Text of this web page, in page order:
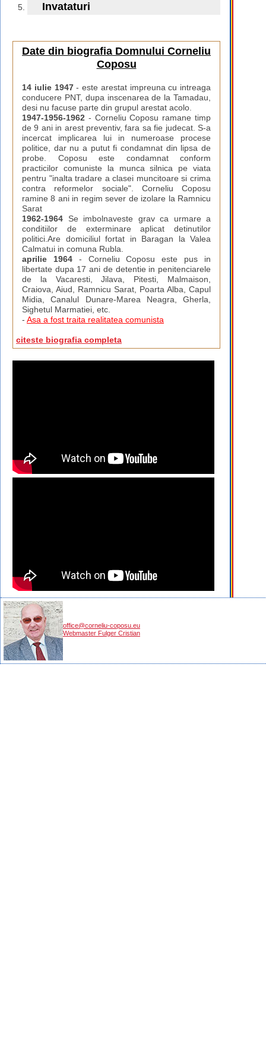
Invataturi
Date din biografia Domnului Corneliu
Coposu
14 iulie 1947- este arestat impreuna cu intreaga
conducere PNT, dupa inscenarea de la Tamadau,
desi nu facuse parte din grupul arestat acolo.
1947-1956-1962 - Corneliu Coposu ramane timp
de 9 ani in arest preventiv, fara sa fie judecat. S-a
incercat implicarea lui in numeroase procese
politice, dar nu a putut fi condamnat din lipsa de
probe. Coposu este condamnat conform
practicilor comuniste la munca silnica pe viata
pentru "inalta tradare a clasei muncitoare si crima
contra reformelor sociale". Corneliu Coposu
ramine 8 ani in regim sever de izolare la Ramnicu
Sarat
1962-1964 Se imbolnaveste grav ca urmare a
conditiilor de exterminare aplicat detinutilor
politici.Are domiciliul fortat in Baragan la Valea
Calmatui in comuna Rubla.
aprilie 1964- Corneliu Coposu este pus in
libertate dupa 17 ani de detentie in penitenciarele
de la Vacaresti, Jilava, Pitesti, Malmaison,
Craiova, Aiud, Ramnicu Sarat, Poarta Alba, Capul
Midia, Canalul Dunare-Marea Neagra, Gherla,
Sighetul Marmatiei, etc.
- Asa a fost traita realitatea comunista
citeste biografia completa
office@corneliu-coposu.eu
Webmaster Fulger Cristian